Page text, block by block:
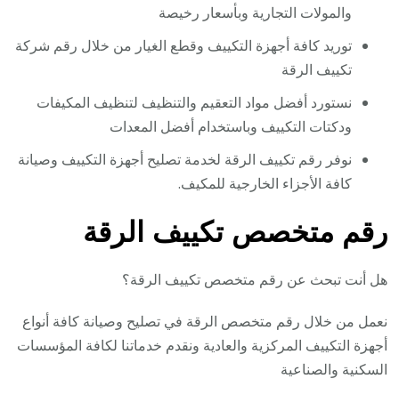
والمولات التجارية وبأسعار رخيصة
توريد كافة أجهزة التكييف وقطع الغيار من خلال رقم شركة
تكييف الرقة
نستورد أفضل مواد التعقيم والتنظيف لتنظيف المكيفات
ودكتات التكييف وباستخدام أفضل المعدات
نوفر رقم تكييف الرقة لخدمة تصليح أجهزة التكييف وصيانة
كافة الأجزاء الخارجية للمكيف.
رقم متخصص تكييف الرقة
هل أنت تبحث عن رقم متخصص تكييف الرقة؟
نعمل من خلال رقم متخصص الرقة في تصليح وصيانة كافة أنواع
أجهزة التكييف المركزية والعادية ونقدم خدماتنا لكافة المؤسسات
السكنية والصناعية